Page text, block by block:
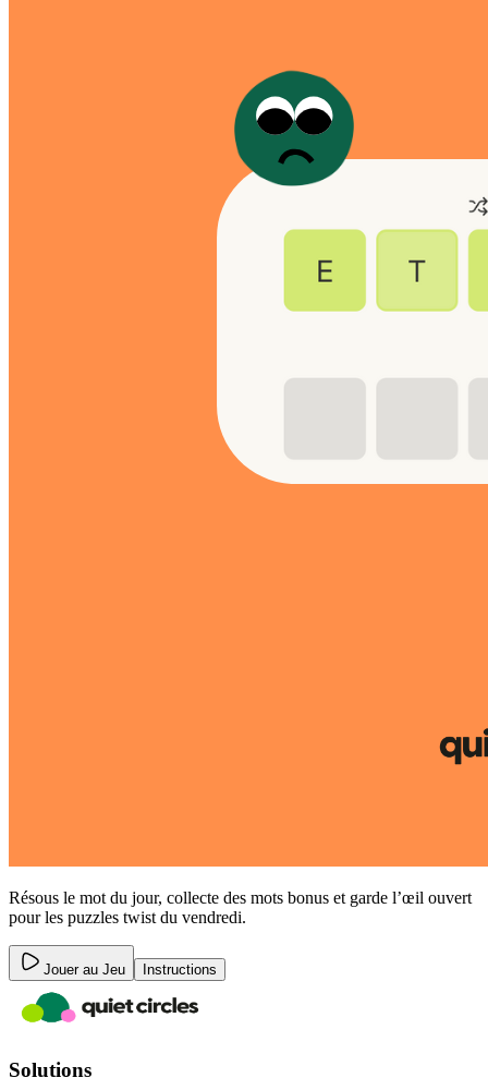
Résous le mot du jour, collecte des mots bonus et garde l’œil ouvert
pour les puzzles twist du vendredi.
Jouer au Jeu Instructions
Solutions